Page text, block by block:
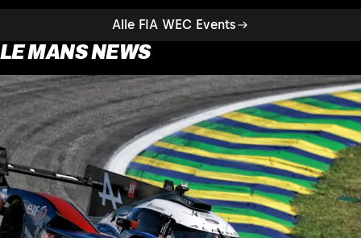
Alle FIA WEC Events
LE MANS NEWS